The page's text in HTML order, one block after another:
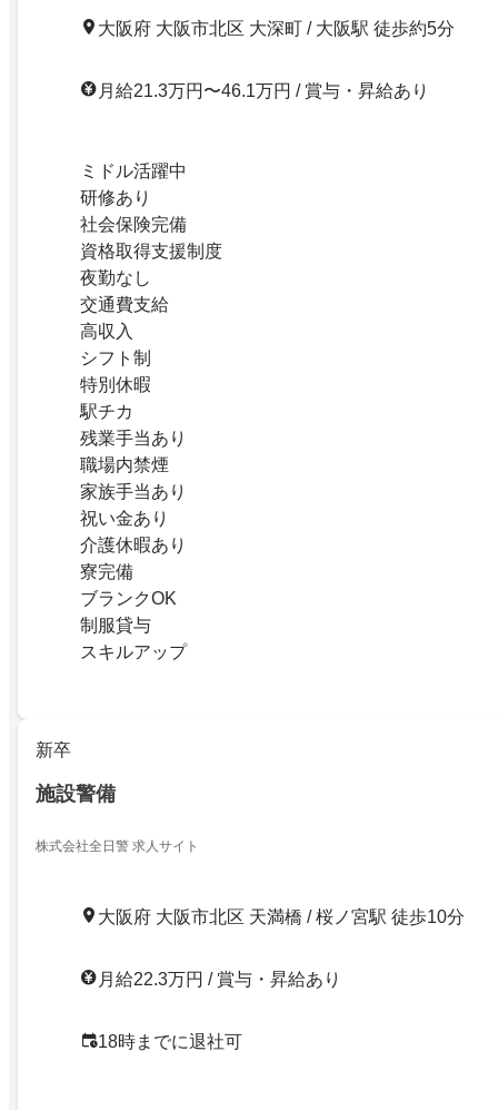
大阪府 大阪市北区 大深町 / 大阪駅 徒歩約5分
月給21.3万円〜46.1万円 / 賞与・昇給あり
ミドル活躍中
研修あり
社会保険完備
資格取得支援制度
夜勤なし
交通費支給
高収入
シフト制
特別休暇
駅チカ
残業手当あり
職場内禁煙
家族手当あり
祝い金あり
介護休暇あり
寮完備
ブランクOK
制服貸与
スキルアップ
新卒
施設警備
株式会社全日警 求人サイト
大阪府 大阪市北区 天満橋 / 桜ノ宮駅 徒歩10分
月給22.3万円 / 賞与・昇給あり
18時までに退社可